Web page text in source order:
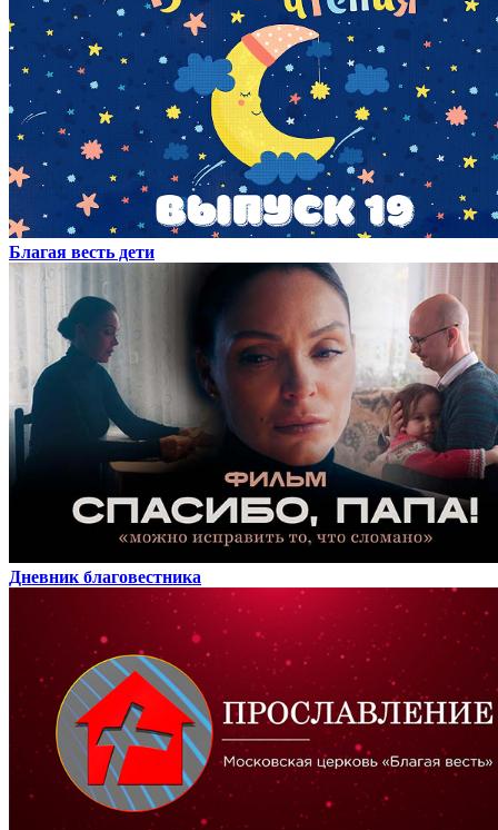
Благая весть дети
Дневник благовестника